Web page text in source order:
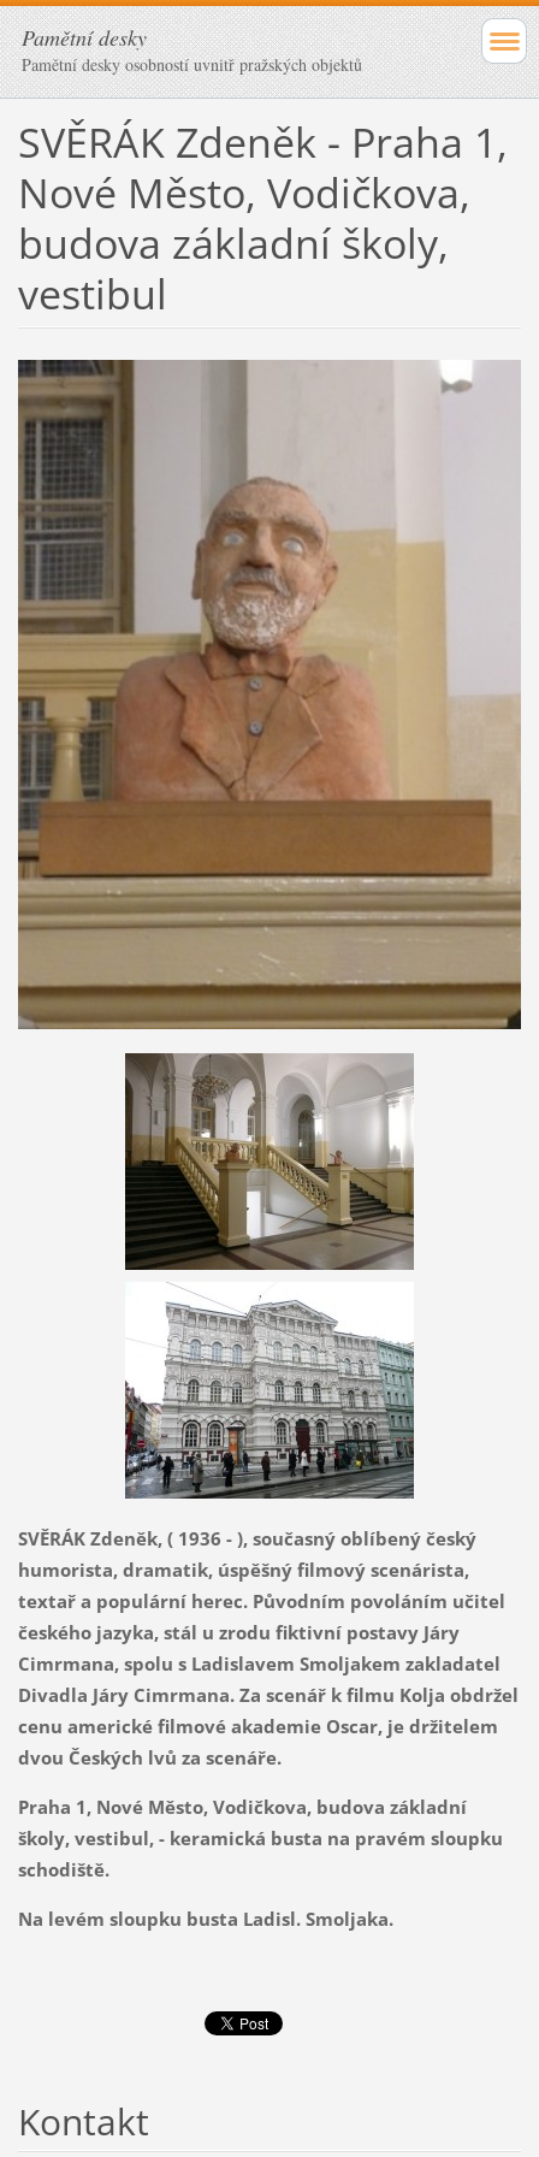
Pamětní desky
Pamětní desky osobností uvnitř pražských objektů
SVĚRÁK Zdeněk - Praha 1,
Nové Město, Vodičkova,
budova základní školy,
vestibul
SVĚRÁK Zdeněk, ( 1936 - ), současný oblíbený český
humorista, dramatik, úspěšný filmový scenárista,
textař a populární herec. Původním povoláním učitel
českého jazyka, stál u zrodu fiktivní postavy Járy
Cimrmana, spolu s Ladislavem Smoljakem zakladatel
Divadla Járy Cimrmana. Za scenář k filmu Kolja obdržel
cenu americké filmové akademie Oscar, je držitelem
dvou Českých lvů za scenáře.
Praha 1, Nové Město, Vodičkova, budova základní
školy, vestibul, - keramická busta na pravém sloupku
schodiště.
Na levém sloupku busta Ladisl. Smoljaka.
Kontakt